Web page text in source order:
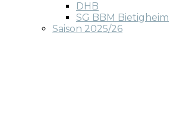
DHB
SG BBM Bietigheim
Saison 2025/26